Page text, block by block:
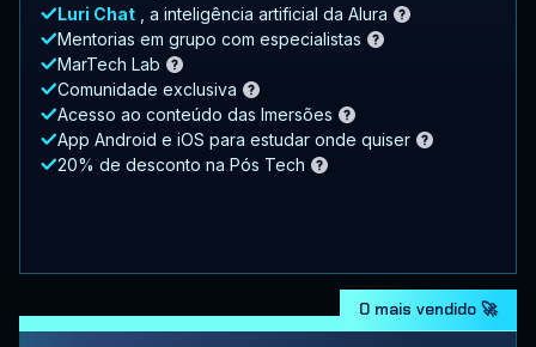
Luri Chat
, a inteligência artificial da Alura
Mentorias em grupo com especialistas
MarTech Lab
Comunidade exclusiva
Acesso ao conteúdo das Imersões
App Android e iOS para estudar onde quiser
20% de desconto na Pós Tech
O mais vendido 🚀